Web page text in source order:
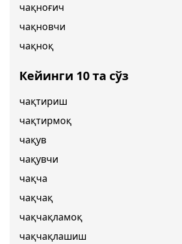
чақноғич
чақновчи
чақноқ
Кейинги 10 та сўз
чақтириш
чақтирмоқ
чақув
чақувчи
чақча
чақчақ
чақчақламоқ
чақчақлашиш